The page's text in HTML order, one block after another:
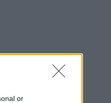
or